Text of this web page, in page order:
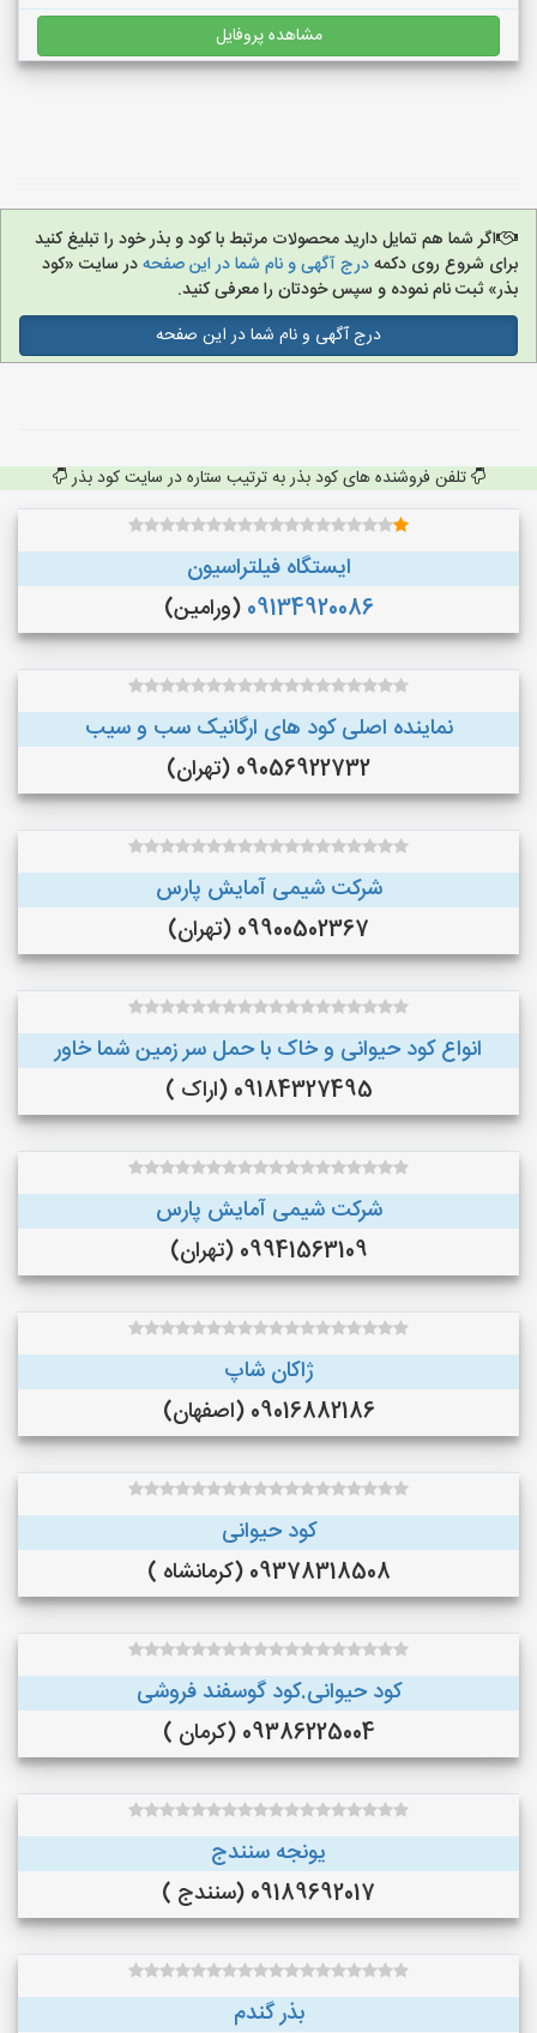
مشاهده پروفایل
اگر شما هم تمایل دارید محصولات مرتبط با کود و بذر خود را تبلیغ کنید
برای شروع روی دکمهدرج آگهی و نام شما در این صفحهدر سایت «کود
بذر» ثبت نام نموده و سپس خودتان را معرفی کنید.
درج آگهی و نام شما در این صفحه
تلفن فروشنده های کود بذر به ترتیب ستاره در سایت کود بذر
ایستگاه فیلتراسیون
09134920086 (ورامین)
نماینده اصلی کود های ارگانیک سب و سیب
09056922732 (تهران)
شرکت شیمی آمایش پارس
09900502367 (تهران)
انواع کود حیوانی و خاک با حمل سر زمین شما خاور
09184327495 (اراک )
شرکت شیمی آمایش پارس
09941563109 (تهران)
ژاکان شاپ
09016882186 (اصفهان)
کود حیوانی
09378318508 (کرمانشاه )
کود حیوانی.کود گوسفند فروشی
09386225004 (کرمان )
یونجه سنندج
09189692017 (سنندج )
بذر گندم